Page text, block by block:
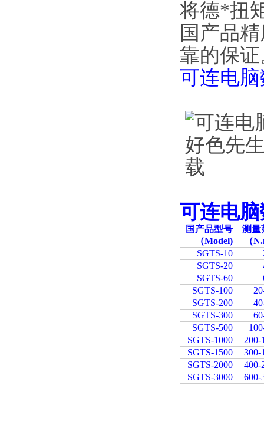
将德*扭
国产品精
靠的保证
可连电
可连电
国产品型号
（Model)
测量
（
SGTS-10
SGTS-20
SGTS-60
SGTS-100
SGTS-200
SGTS-300
SGTS-500
SGTS-1000
200-
SGTS-1500
300-
SGTS-2000
400-
SGTS-3000
600-